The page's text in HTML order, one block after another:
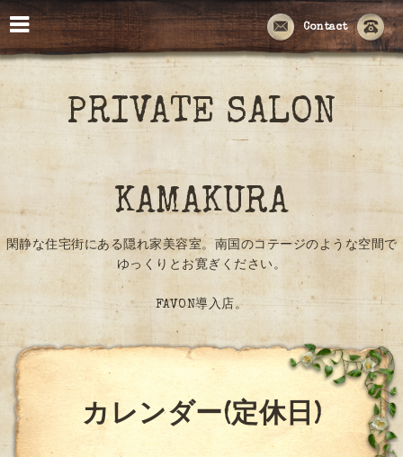
Contact
PRIVATE SALON
KAMAKURA
閑静な住宅街にある隠れ家美容室。南国のコテージのような空間で
ゆっくりとお寛ぎください。
FAVON導入店。
カレンダー(定休日)